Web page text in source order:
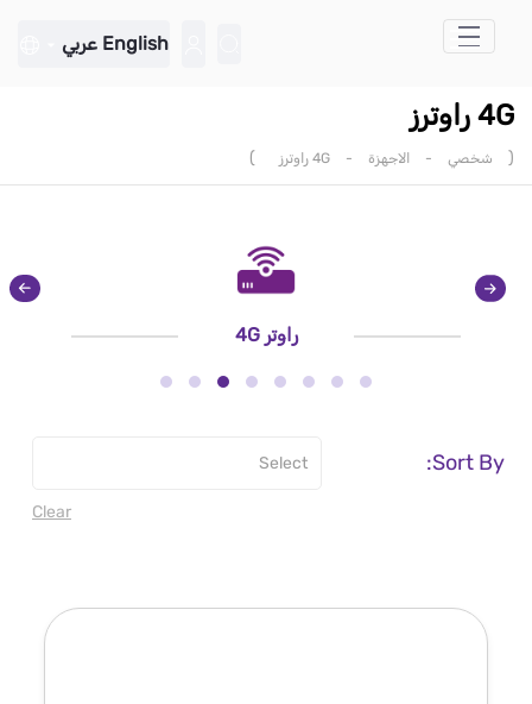
تخطي إلى المحتوى الرئيسي
English عربي
4G راوترز
( شخصي - الاجهزة - 4G راوترز )
راوتر 4G
Sort By:
Clear